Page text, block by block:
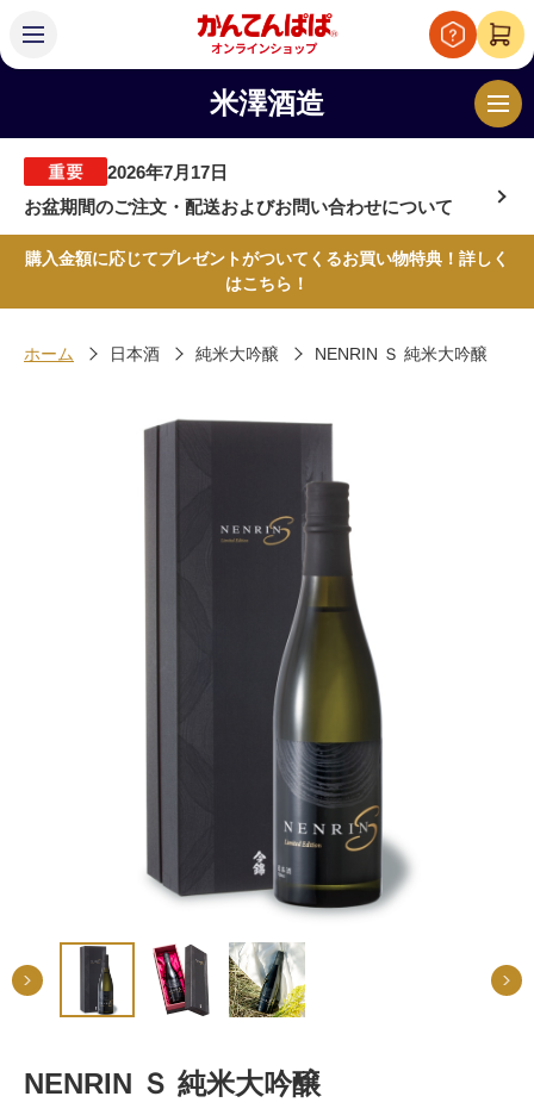
米澤酒造
2026年7月17日
お盆期間のご注文・配送およびお問い合わせについて
購入金額に応じてプレゼントがついてくるお買い物特典！詳しく
はこちら！
ホーム 日本酒 純米大吟醸 NENRIN Ｓ 純米大吟醸
NENRIN Ｓ 純米大吟醸